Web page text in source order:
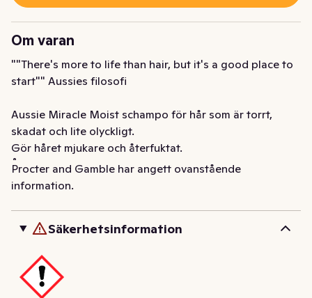
Om varan
""There's more to life than hair, but it's a good place to
start"" Aussies filosofi
Aussie Miracle Moist schampo för hår som är torrt,
skadat och lite olyckligt.
Gör håret mjukare och återfuktat.
Återfuktar torrt och skadat hår och gör det mjukt.
Med australisk makademianötolja.
balsam.
Är ditt hår törstigare än en turist i Australiens outback?
Detta mirakulösa, fuktgivande schampo livar upp och
återställer törstande torrt och skadat hår. Aussie
Miracle Moist Shampoo har inte testats på djur och är
Procter and Gamble har angett ovanstående
information.
Säkerhetsinformation